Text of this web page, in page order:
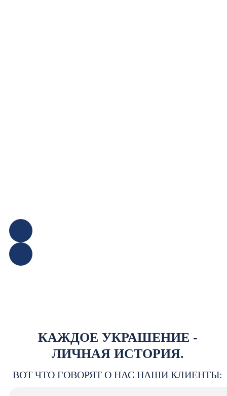
КАЖДОЕ УКРАШЕНИЕ -
ЛИЧНАЯ ИСТОРИЯ.
ВОТ ЧТО ГОВОРЯТ О НАС НАШИ КЛИЕНТЫ: